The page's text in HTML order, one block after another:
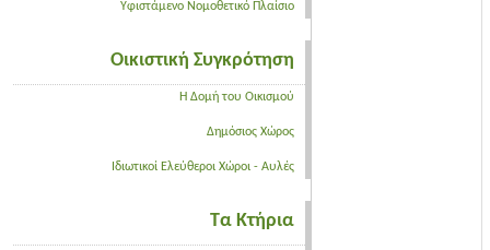
Υφιστάμενο Νομοθετικό Πλαίσιο
Οικιστική Συγκρότηση
Η Δομή του Οικισμού
Δημόσιος Χώρος
Ιδιωτικοί Ελεύθεροι Χώροι - Αυλές
Τα Κτήρια